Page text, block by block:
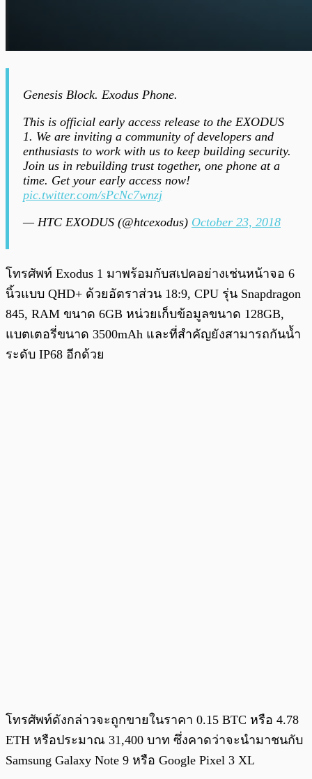
Genesis Block. Exodus Phone.
This is official early access release to the EXODUS
1. We are inviting a community of developers and
enthusiasts to work with us to keep building security.
Join us in rebuilding trust together, one phone at a
time. Get your early access now!
pic.twitter.com/sPcNc7wnzj
— HTC EXODUS (@htcexodus) October 23, 2018
โทรศัพท์ Exodus 1 มาพร้อมกับสเปคอย่างเช่นหน้าจอ 6
นิ้วแบบ QHD+ ด้วยอัตราส่วน 18:9, CPU รุ่น Snapdragon
845, RAM ขนาด 6GB หน่วยเก็บข้อมูลขนาด 128GB,
แบตเตอรี่ขนาด 3500mAh และที่สำคัญยังสามารถกันน้ำ
ระดับ IP68 อีกด้วย
โทรศัพท์ดังกล่าวจะถูกขายในราคา 0.15 BTC หรือ 4.78
ETH หรือประมาณ 31,400 บาท ซึ่งคาดว่าจะนำมาชนกับ
Samsung Galaxy Note 9 หรือ Google Pixel 3 XL